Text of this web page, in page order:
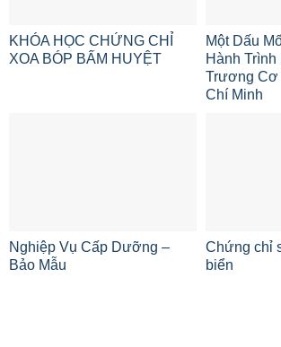
KHÓA HỌC CHỨNG CHỈ
XOA BÓP BẤM HUYỆT
Một Dấu
Hành
Trương Cơ
Chí Minh
Nghiệp Vụ Cấp Dưỡng –
Bảo Mẫu
Chứng chỉ
biển